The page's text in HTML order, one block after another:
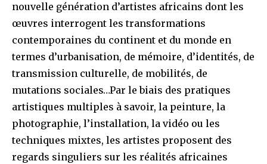
nouvelle génération d’artistes africains dont les
œuvres interrogent les transformations
contemporaines du continent et du monde en
termes d’urbanisation, de mémoire, d’identités, de
transmission culturelle, de mobilités, de
mutations sociales…Par le biais des pratiques
artistiques multiples à savoir, la peinture, la
photographie, l’installation, la vidéo ou les
techniques mixtes, les artistes proposent des
regards singuliers sur les réalités africaines